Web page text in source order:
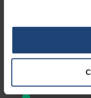
Contactgegevens